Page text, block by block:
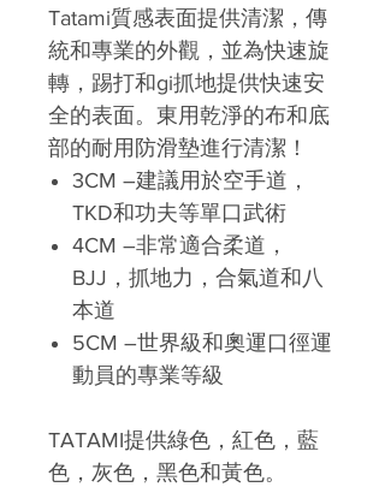
Tatami質感表面提供清潔，傳
統和專業的外觀，並為快速旋
轉，踢打和gi抓地提供快速安
全的表面。東用乾淨的布和底
部的耐用防滑墊進行清潔！
3CM –建議用於空手道，
TKD和功夫等單口武術
4CM –非常適合柔道，
BJJ，抓地力，合氣道和八
本道
5CM –世界級和奧運口徑運
動員的專業等級
TATAMI提供綠色，紅色，藍
色，灰色，黑色和黃色。